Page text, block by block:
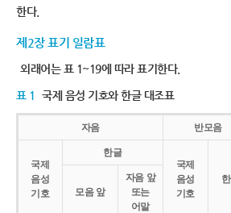
한다.
제2장 표기 일람표
외래어는 표 1~19에 따라 표기한다.
표 1 국제 음성 기호와 한글 대조표
자음 반모음
국제
음성
기호
한글
국제
음성
기호
모음 앞
자음 앞
또는
어말